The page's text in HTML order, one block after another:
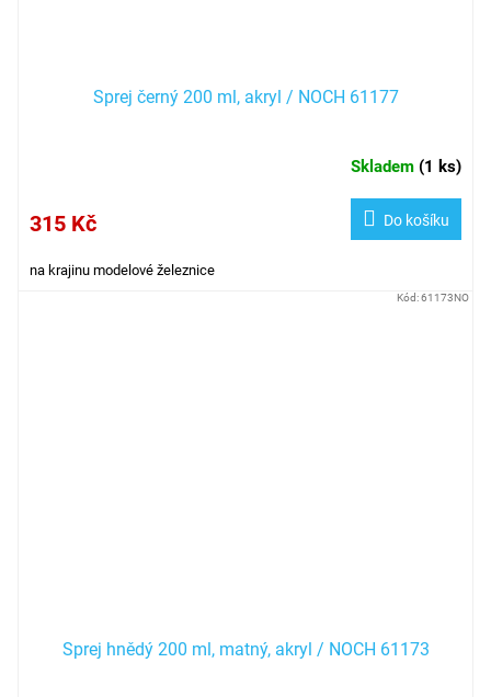
Sprej černý 200 ml, akryl / NOCH 61177
Skladem (1 ks)
315 Kč Do košíku
na krajinu modelové železnice
Sprej hnědý 200 ml, matný, akryl / NOCH 61173
Kód:61173NO